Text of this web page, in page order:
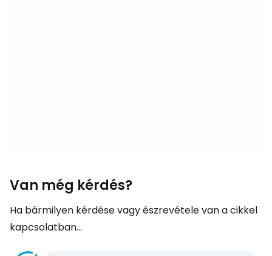
Van még kérdés?
Ha bármilyen kérdése vagy észrevétele van a cikkel
kapcsolatban...